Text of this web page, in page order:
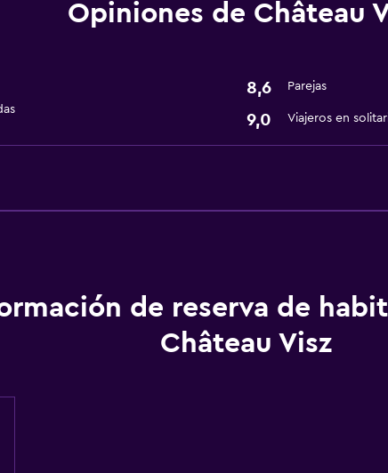
Wifi gratis
Áreas designadas
Lavandería
Opiniones de Château
8,6 Parejas
9,0 Viajeros en
de reserva de
Château Visz